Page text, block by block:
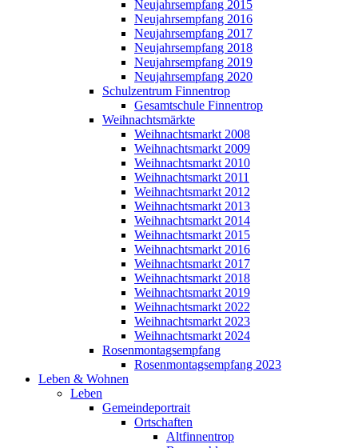
Neujahrsempfang 2015
Neujahrsempfang 2016
Neujahrsempfang 2017
Neujahrsempfang 2018
Neujahrsempfang 2019
Neujahrsempfang 2020
Schulzentrum Finnentrop
Gesamtschule Finnentrop
Weihnachtsmärkte
Weihnachtsmarkt 2008
Weihnachtsmarkt 2009
Weihnachtsmarkt 2010
Weihnachtsmarkt 2011
Weihnachtsmarkt 2012
Weihnachtsmarkt 2013
Weihnachtsmarkt 2014
Weihnachtsmarkt 2015
Weihnachtsmarkt 2016
Weihnachtsmarkt 2017
Weihnachtsmarkt 2018
Weihnachtsmarkt 2019
Weihnachtsmarkt 2022
Weihnachtsmarkt 2023
Weihnachtsmarkt 2024
Rosenmontagsempfang
Rosenmontagsempfang 2023
Leben & Wohnen
Leben
Gemeindeportrait
Ortschaften
Altfinnentrop